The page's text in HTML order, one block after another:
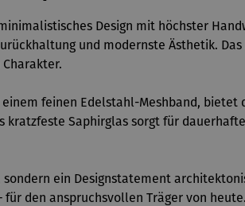
Design mit höchster
und modernste Ästhetik.
feinen Edelstahl-Meshband,
Saphirglas sorgt für
ein Designstatement
den anspruchsvollen Träger von heute.